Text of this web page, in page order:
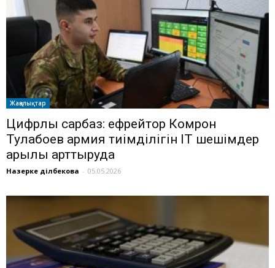
Жаңалықтар
Цифрлық сарбаз: ефрейтор Комрон
Тулабоев армия тиімділігін ІТ шешімдер
арқылы арттыруда
Назерке Әділбекова - 05.05.2026